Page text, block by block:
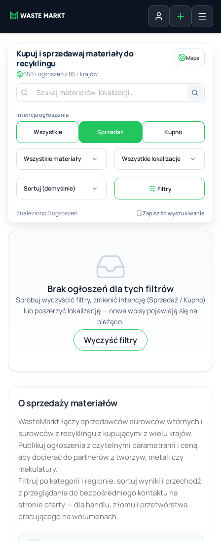
Zaloguj sięDodaj
Kupuj i sprzedawaj materiały do
recyklingu
650+ ogłoszeń z 85+ krajów
Mapa
Intencja ogłoszenia
Wszystkie Sprzedaż Kupno
Wszystkie materiały Wszystkie lokalizacje
Sortuj (domyślnie) Filtry
Znaleziono 0 ogłoszeń Zapisz to wyszukiwanie
Brak ogłoszeń dla tych filtrów
Spróbuj wyczyścić filtry, zmienić intencję (Sprzedaż / Kupno)
lub poszerzyć lokalizację — nowe wpisy pojawiają się na
bieżąco.
Wyczyść filtry
O sprzedaży materiałów
WasteMarkt łączy sprzedawców surowców wtórnych i
surowców z recyklingu z kupującymi z wielu krajów.
Publikuj ogłoszenia z czytelnymi parametrami i ceną,
aby docierać do partnerów z tworzyw, metali czy
makulatury.
Filtruj po kategorii i regionie, sortuj wyniki i przechodź
z przeglądania do bezpośredniego kontaktu na
stronie oferty — dla handlu, złomu i przetwórstwa
pracującego na wolumenach.